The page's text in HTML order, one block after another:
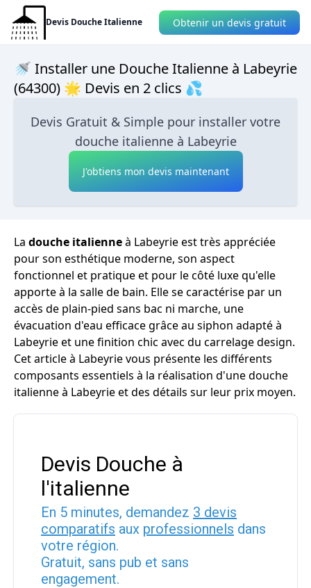
Devis Douche Italienne Obtenir un devis gratuit
🚿 Installer une Douche Italienne à Labeyrie
(64300) 🌟 Devis en 2 clics 💦
Devis Gratuit & Simple pour installer votre
douche italienne à Labeyrie
J'obtiens mon devis maintenant
La douche italienneà Labeyrie est très appréciée
pour son esthétique moderne, son aspect
fonctionnel et pratique et pour le côté luxe qu'elle
apporte à la salle de bain. Elle se caractérise par un
accès de plain-pied sans bac ni marche, une
évacuation d'eau efficace grâce au siphon adapté à
Labeyrie et une finition chic avec du carrelage design.
Cet article à Labeyrie vous présente les différents
composants essentiels à la réalisation d'une douche
italienne à Labeyrie et des détails sur leur prix moyen.
Devis Douche à
l'italienne
En 5 minutes, demandez 3 devis
comparatifs aux professionnels dans
votre région.
Gratuit, sans pub et sans
engagement.